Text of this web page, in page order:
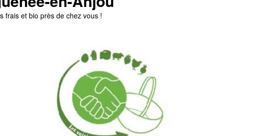
frais et bio près de chez vous !